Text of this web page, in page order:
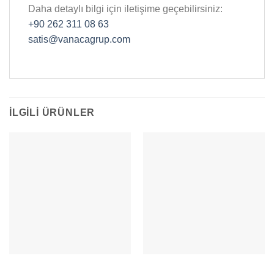
Daha detaylı bilgi için iletişime geçebilirsiniz:
+90 262 311 08 63
satis@vanacagrup.com
İLGILI ÜRÜNLER